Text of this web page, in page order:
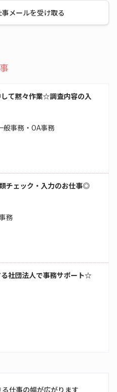
メールを受け取る
て黙々作業☆調査内容の入
般事務・OA事務
チェック・入力のお仕事◎
務
る社団法人で事務サポート☆
仕事の幅が広がります